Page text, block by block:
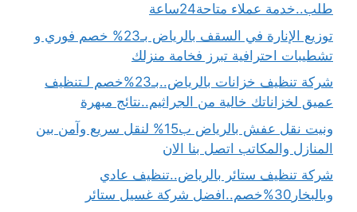
طلب..خدمة عملاء متاحة24ساعة
توزيع الإنارة في السقف بالرياض بـ23% خصم فوري و
تشطيبات احترافية تبرز فخامة منزلك
شركة تنظيف خزانات بالرياض..بـ23%خصم لـتنظيف
عميق لخزاناتك خالية من الجراثيم..نتائج مبهرة
ونيت نقل عفش بالرياض ب15% لنقل سريع وآمن بين
المنازل والمكاتب اتصل بنا الان
شركة تنظيف ستائر بالرياض..تنظيف عادي
وبالبخار30%خصم..افضل شركة غسيل ستائر